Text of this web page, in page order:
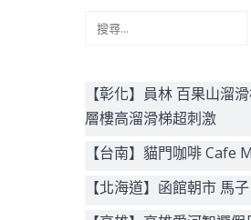
鍵
字:
【彰化】員林 百果山溜
層樓高溜滑梯超刺激
【台南】貓門咖啡 Cafe
【北海道】函館朝市 馬